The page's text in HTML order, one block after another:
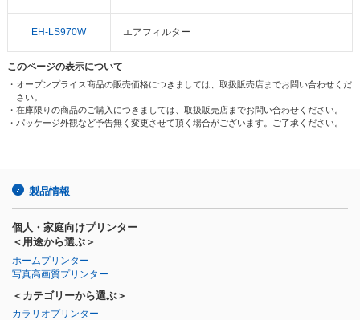
EH-LS970W エアフィルター
このページの表示について
・オープンプライス商品の販売価格につきましては、取扱販売店までお問い合わせくだ
さい。
・在庫限りの商品のご購入につきましては、取扱販売店までお問い合わせください。
・パッケージ外観など予告無く変更させて頂く場合がございます。ご了承ください。
製品情報
個人・家庭向けプリンター
＜用途から選ぶ＞
ホームプリンター
写真高画質プリンター
＜カテゴリーから選ぶ＞
カラリオプリンター